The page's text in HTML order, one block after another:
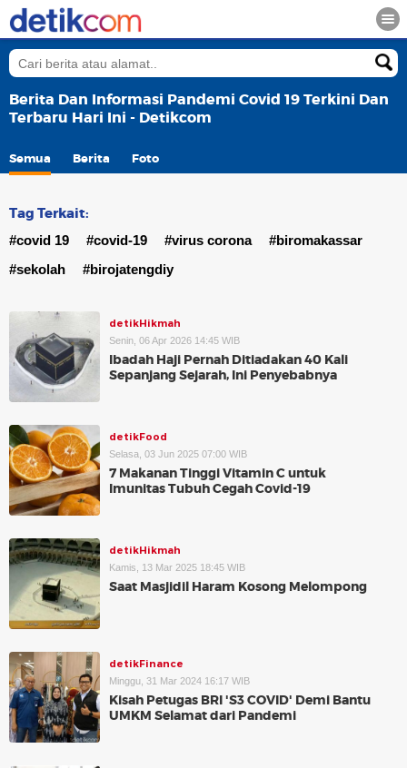
Berita Dan Informasi Pandemi Covid 19 Terkini Dan
Terbaru Hari Ini - Detikcom
Semua Berita Foto
Tag Terkait:
#covid 19 #covid-19 #virus corona
#biromakassar
#sekolah
#birojatengdiy
detikHikmah
Senin, 06 Apr 2026 14:45 WIB
Ibadah Haji Pernah Ditiadakan 40 Kali
Sepanjang Sejarah, Ini Penyebabnya
detikFood
Selasa, 03 Jun 2025 07:00 WIB
7 Makanan Tinggi Vitamin C untuk
Imunitas Tubuh Cegah Covid-19
detikHikmah
Kamis, 13 Mar 2025 18:45 WIB
Saat Masjidil Haram Kosong Melompong
detikFinance
Minggu, 31 Mar 2024 16:17 WIB
Kisah Petugas BRI 'S3 COVID' Demi Bantu
UMKM Selamat dari Pandemi